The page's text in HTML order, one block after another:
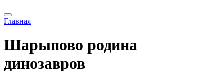
Главная
Шарыпово родина
динозавров